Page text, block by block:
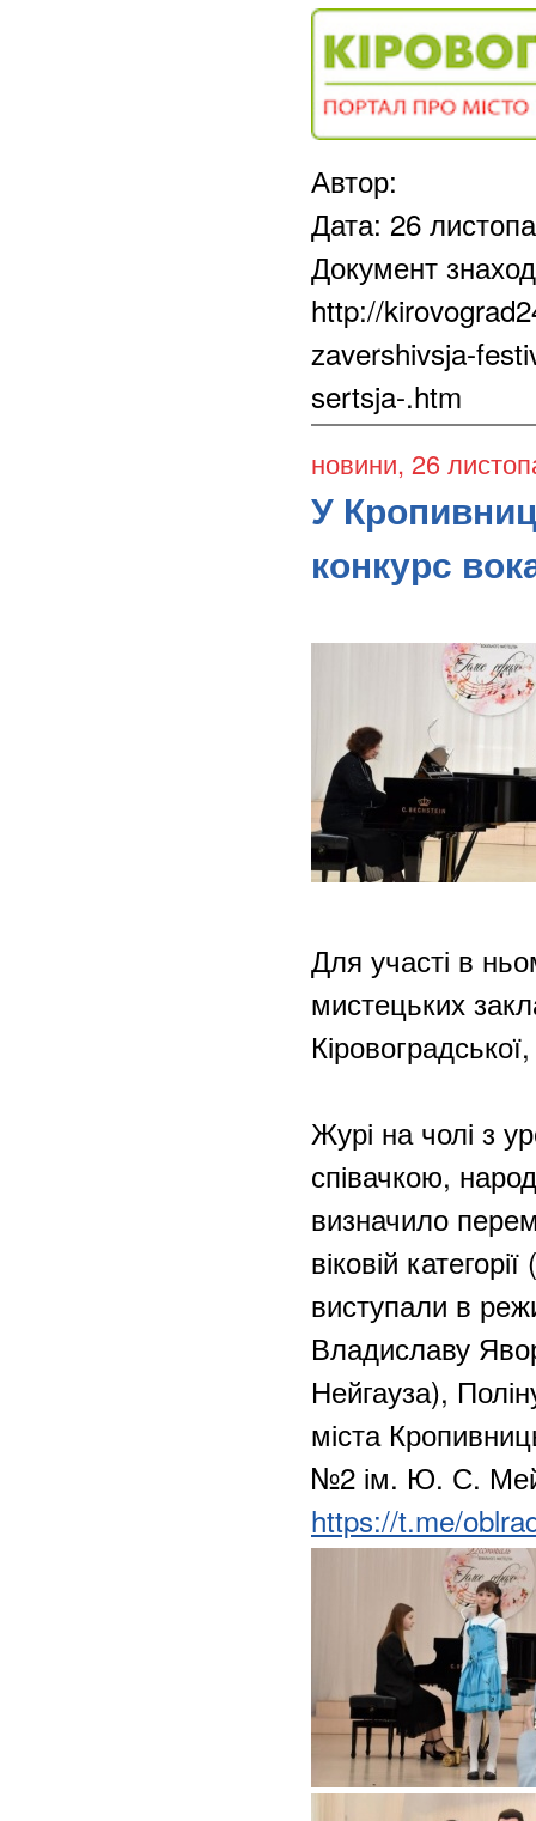
Автор:
Дата: 26
Документ
http://
zavershivsja-
sertsja-.htm
новини, 26
У
конкурс
Для участі в
мистецьких
Журі на чолі з
співачкою,
визначило
віковій
виступали в
Владиславу
Нейгауза),
міста
№2 ім. Ю. С.
https://t.me/